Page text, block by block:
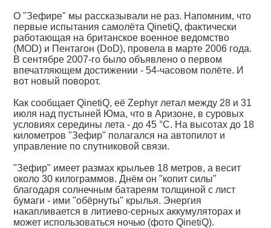
О "Зефире" мы рассказывали не раз. Напомним, что
первые испытания самолёта QinetiQ, фактически
работающая на британское военное ведомство
(MOD) и Пентагон (DoD), провела в марте 2006 года.
В сентябре 2007-го было объявлено о первом
впечатляющем достижении - 54-часовом полёте. И
вот новый поворот.
Как сообщает QinetiQ, её Zephyr летал между 28 и 31
июля над пустыней Юма, что в Аризоне, в суровых
условиях середины лета - до 45 °C. На высотах до 18
километров "Зефир" полагался на автопилот и
управление по спутниковой связи.
"Зефир" имеет размах крыльев 18 метров, а весит
около 30 килограммов. Днём он "копит силы"
благодаря солнечным батареям толщиной с лист
бумаги - ими "обёрнуты" крылья. Энергия
накапливается в литиево-серных аккумуляторах и
может использоваться ночью (фото QinetiQ).